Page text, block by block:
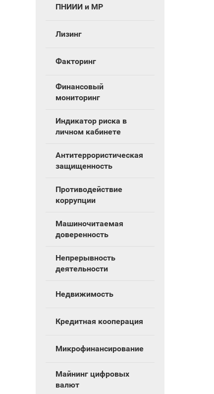
ПНИИИ и МР
Лизинг
Факторинг
Финансовый
мониторинг
Индикатор риска в
личном кабинете
Антитеррористическая
защищенность
Противодействие
коррупции
Машиночитаемая
доверенность
Непрерывность
деятельности
Недвижимость
Кредитная кооперация
Микрофинансирование
Майнинг цифровых
валют